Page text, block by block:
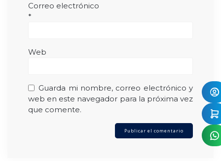
Correo electrónico
*
Web
Guarda mi nombre, correo electrónico y
web en este navegador para la próxima vez
que comente.